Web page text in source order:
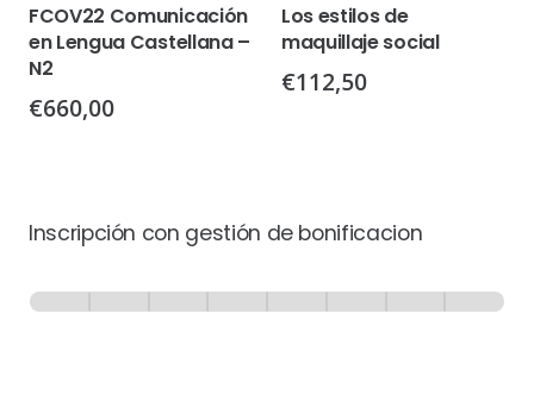
FCOV22 Comunicación
en Lengua Castellana –
N2
€660,00
Los estilos de
maquillaje social
€112,50
Inscripción con gestión de bonificacion
-